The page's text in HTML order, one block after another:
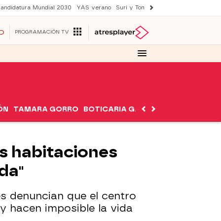
Mundial 2030 YAS verano Suri y Tom Cruise
PROGRAMACIÓN TV
TAMARA GORRO BOTICARIA GARCÍA
habitaciones
denuncian que el centro
hacen imposible la vida